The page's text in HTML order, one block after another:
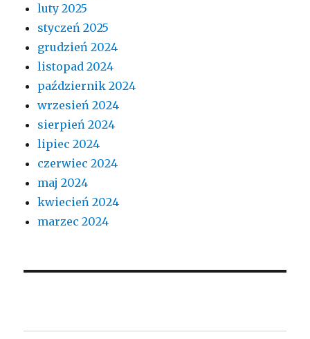
luty 2025
styczeń 2025
grudzień 2024
listopad 2024
październik 2024
wrzesień 2024
sierpień 2024
lipiec 2024
czerwiec 2024
maj 2024
kwiecień 2024
marzec 2024